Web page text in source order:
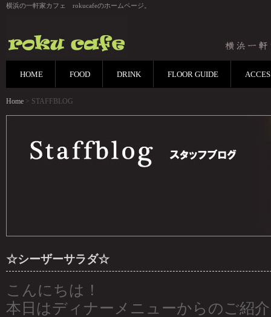
横浜の一軒家カフェ rokucafeのホームページ。
HOME FOOD DRINK FLOOR GUIDE
Home > STAFFBLOG
☆シーザーサラダ☆
こんにちは！
本日はディナーメニューからのご紹